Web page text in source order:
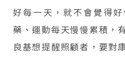
好每一天，就不會覺得
藥、運動每天慢慢累積，
良基想提醒照顧者，要對